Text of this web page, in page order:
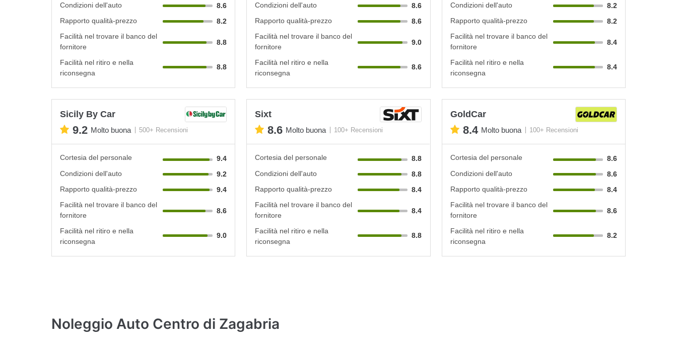
Condizioni dell'auto
8.6
Rapporto qualità-prezzo
8.2
Facilità nel trovare il banco del
fornitore
8.8
Facilità nel ritiro e nella
riconsegna
8.8
Condizioni dell'auto
8.6
Rapporto qualità-prezzo
8.6
Facilità nel trovare il banco del
fornitore
9.0
Facilità nel ritiro e nella
riconsegna
8.6
Condizioni dell'auto
8.2
Rapporto qualità-prezzo
8.2
Facilità nel trovare il banco del
fornitore
8.4
Facilità nel ritiro e nella
riconsegna
8.4
Sicily By Car
9.2 Molto buona 500+ Recensioni
Cortesia del personale
9.4
Condizioni dell'auto
9.2
Rapporto qualità-prezzo
9.4
Facilità nel trovare il banco del
fornitore
8.6
Facilità nel ritiro e nella
riconsegna
9.0
Sixt
8.6 Molto buona 100+ Recensioni
Cortesia del personale
8.8
Condizioni dell'auto
8.8
Rapporto qualità-prezzo
8.4
Facilità nel trovare il banco del
fornitore
8.4
Facilità nel ritiro e nella
riconsegna
8.8
GoldCar
8.4 Molto buona 100+ Recensioni
Cortesia del personale
8.6
Condizioni dell'auto
8.6
Rapporto qualità-prezzo
8.4
Facilità nel trovare il banco del
fornitore
8.6
Facilità nel ritiro e nella
riconsegna
8.2
Noleggio Auto Centro di Zagabria